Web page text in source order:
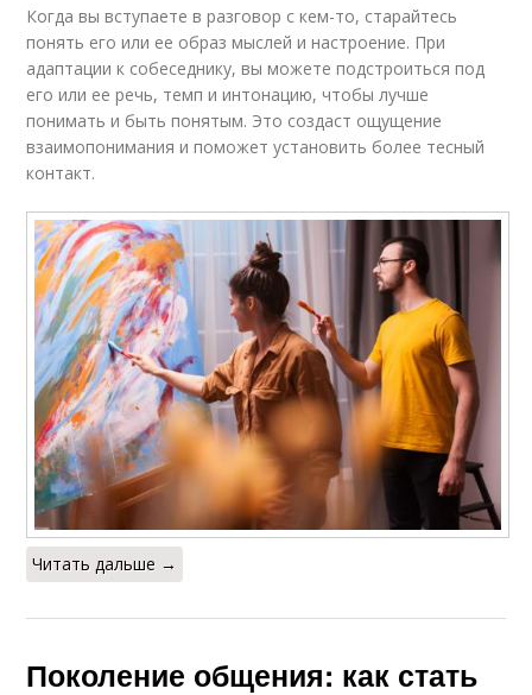
Когда вы вступаете в разговор с кем-то, старайтесь
понять его или ее образ мыслей и настроение. При
адаптации к собеседнику, вы можете подстроиться под
его или ее речь, темп и интонацию, чтобы лучше
понимать и быть понятым. Это создаст ощущение
взаимопонимания и поможет установить более тесный
контакт.
Читать дальше →
Поколение общения: как стать